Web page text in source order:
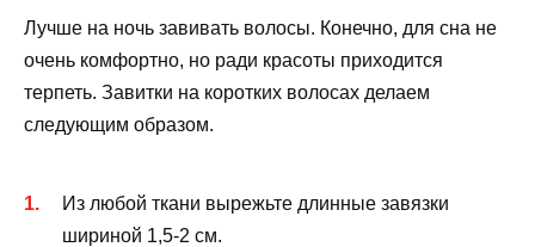
Лучше на ночь завивать волосы. Конечно, для сна не
очень комфортно, но ради красоты приходится
терпеть. Завитки на коротких волосах делаем
следующим образом.
Из любой ткани вырежьте длинные завязки
шириной 1,5-2 см.